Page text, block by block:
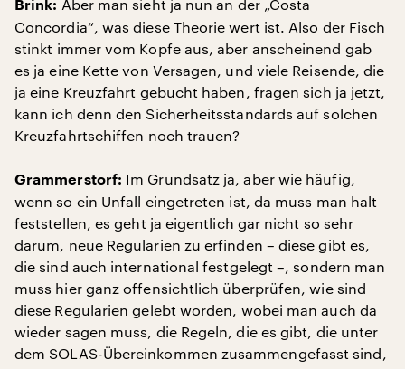
Brink: Aber man sieht ja nun an der „Costa
Concordia“, was diese Theorie wert ist. Also der Fisch
stinkt immer vom Kopfe aus, aber anscheinend gab
es ja eine Kette von Versagen, und viele Reisende, die
ja eine Kreuzfahrt gebucht haben, fragen sich ja jetzt,
kann ich denn den Sicherheitsstandards auf solchen
Kreuzfahrtschiffen noch trauen?
Grammerstorf: Im Grundsatz ja, aber wie häufig,
wenn so ein Unfall eingetreten ist, da muss man halt
feststellen, es geht ja eigentlich gar nicht so sehr
darum, neue Regularien zu erfinden – diese gibt es,
die sind auch international festgelegt –, sondern man
muss hier ganz offensichtlich überprüfen, wie sind
diese Regularien gelebt worden, wobei man auch da
wieder sagen muss, die Regeln, die es gibt, die unter
dem SOLAS-Übereinkommen zusammengefasst sind,